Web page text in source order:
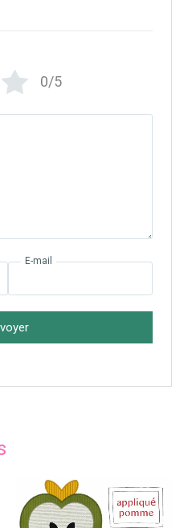
0/5
E-mail